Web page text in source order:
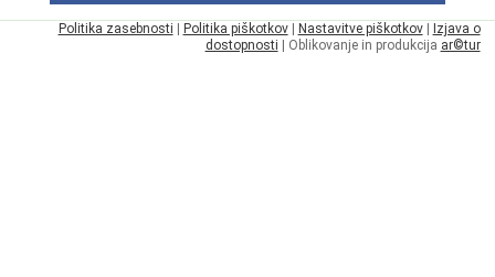
Politika zasebnosti Politika piškotkov| Nastavitve piškotkov|
Izjava o
dostopnosti | Oblikovanje in produkcija ar©tur